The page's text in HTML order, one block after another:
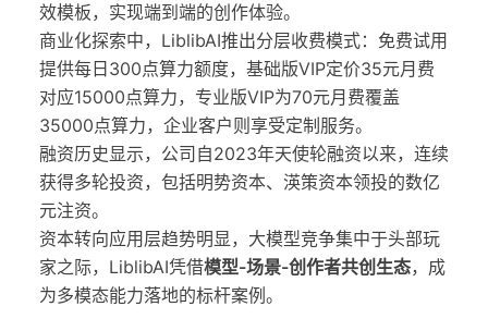
效模板，实现端到端的创作体验。
商业化探索中，LiblibAI推出分层收费模式：免费试用
提供每日300点算力额度，基础版VIP定价35元月费
对应15000点算力，专业版VIP为70元月费覆盖
35000点算力，企业客户则享受定制服务。
融资历史显示，公司自2023年天使轮融资以来，连续
获得多轮投资，包括明势资本、渶策资本领投的数亿
元注资。
资本转向应用层趋势明显，大模型竞争集中于头部玩
家之际，LiblibAI凭借模型-场景-创作者共创生态，成
为多模态能力落地的标杆案例。